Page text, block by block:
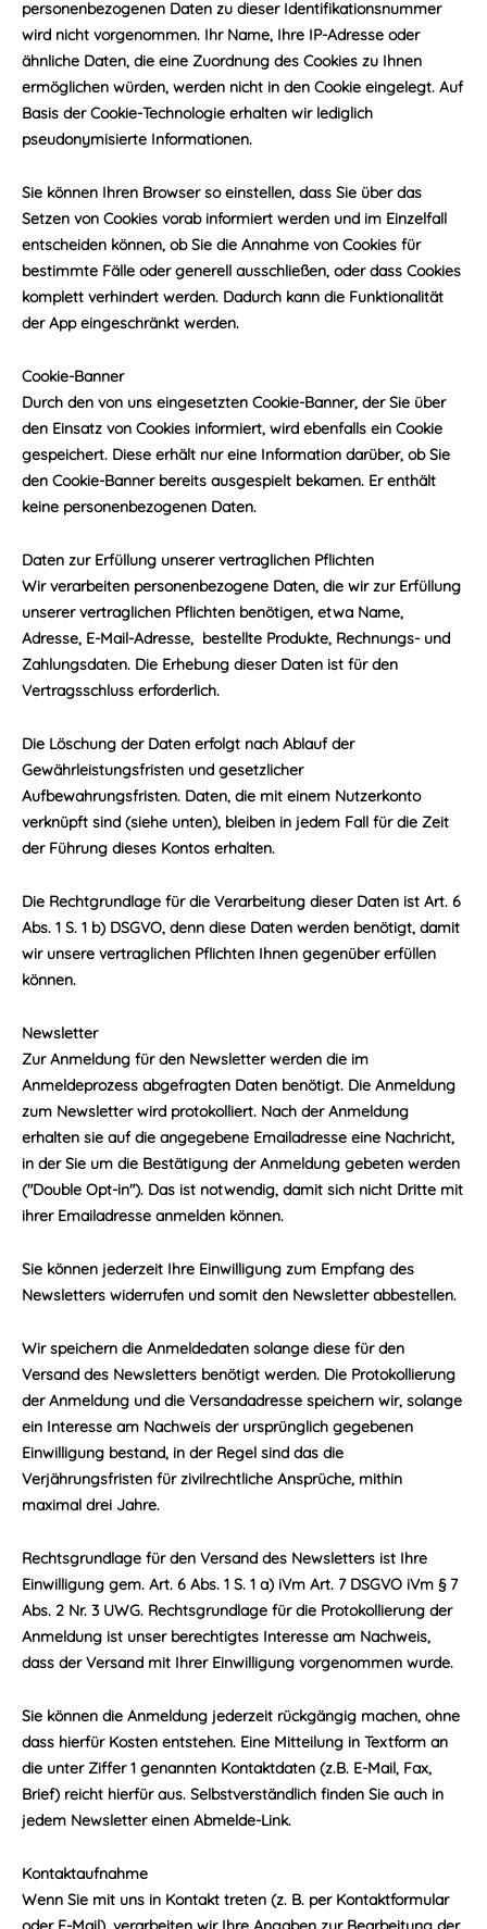
personenbezogenen Daten zu dieser Identifikationsnummer
wird nicht vorgenommen. Ihr Name, Ihre IP-Adresse oder
ähnliche Daten, die eine Zuordnung des Cookies zu Ihnen
ermöglichen würden, werden nicht in den Cookie eingelegt. Auf
Basis der Cookie-Technologie erhalten wir lediglich
pseudonymisierte Informationen.
Sie können Ihren Browser so einstellen, dass Sie über das
Setzen von Cookies vorab informiert werden und im Einzelfall
entscheiden können, ob Sie die Annahme von Cookies für
bestimmte Fälle oder generell ausschließen, oder dass Cookies
komplett verhindert werden. Dadurch kann die Funktionalität
der App eingeschränkt werden.
Cookie-Banner
Durch den von uns eingesetzten Cookie-Banner, der Sie über
den Einsatz von Cookies informiert, wird ebenfalls ein Cookie
gespeichert. Diese erhält nur eine Information darüber, ob Sie
den Cookie-Banner bereits ausgespielt bekamen. Er enthält
keine personenbezogenen Daten.
Daten zur Erfüllung unserer vertraglichen Pflichten
Wir verarbeiten personenbezogene Daten, die wir zur Erfüllung
unserer vertraglichen Pflichten benötigen, etwa Name,
Adresse, E-Mail-Adresse, bestellte Produkte, Rechnungs- und
Zahlungsdaten. Die Erhebung dieser Daten ist für den
Vertragsschluss erforderlich.
Die Löschung der Daten erfolgt nach Ablauf der
Gewährleistungsfristen und gesetzlicher
Aufbewahrungsfristen. Daten, die mit einem Nutzerkonto
verknüpft sind (siehe unten), bleiben in jedem Fall für die Zeit
der Führung dieses Kontos erhalten.
Die Rechtgrundlage für die Verarbeitung dieser Daten ist Art. 6
Abs. 1 S. 1 b) DSGVO, denn diese Daten werden benötigt, damit
wir unsere vertraglichen Pflichten Ihnen gegenüber erfüllen
können.
Newsletter
Zur Anmeldung für den Newsletter werden die im
Anmeldeprozess abgefragten Daten benötigt. Die Anmeldung
zum Newsletter wird protokolliert. Nach der Anmeldung
erhalten sie auf die angegebene Emailadresse eine Nachricht,
in der Sie um die Bestätigung der Anmeldung gebeten werden
("Double Opt-in"). Das ist notwendig, damit sich nicht Dritte mit
ihrer Emailadresse anmelden können.
Sie können jederzeit Ihre Einwilligung zum Empfang des
Newsletters widerrufen und somit den Newsletter abbestellen.
Wir speichern die Anmeldedaten solange diese für den
Versand des Newsletters benötigt werden. Die Protokollierung
der Anmeldung und die Versandadresse speichern wir, solange
ein Interesse am Nachweis der ursprünglich gegebenen
Einwilligung bestand, in der Regel sind das die
Verjährungsfristen für zivilrechtliche Ansprüche, mithin
maximal drei Jahre.
Rechtsgrundlage für den Versand des Newsletters ist Ihre
Einwilligung gem. Art. 6 Abs. 1 S. 1 a) iVm Art. 7 DSGVO iVm § 7
Abs. 2 Nr. 3 UWG. Rechtsgrundlage für die Protokollierung der
Anmeldung ist unser berechtigtes Interesse am Nachweis,
dass der Versand mit Ihrer Einwilligung vorgenommen wurde.
Sie können die Anmeldung jederzeit rückgängig machen, ohne
dass hierfür Kosten entstehen. Eine Mitteilung in Textform an
die unter Ziffer 1 genannten Kontaktdaten (z.B. E-Mail, Fax,
Brief) reicht hierfür aus. Selbstverständlich finden Sie auch in
jedem Newsletter einen Abmelde-Link.
Kontaktaufnahme
Wenn Sie mit uns in Kontakt treten (z. B. per Kontaktformular